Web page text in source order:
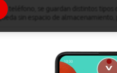
el teléfono, se guardan distintos
sin espacio de almacenamiento,